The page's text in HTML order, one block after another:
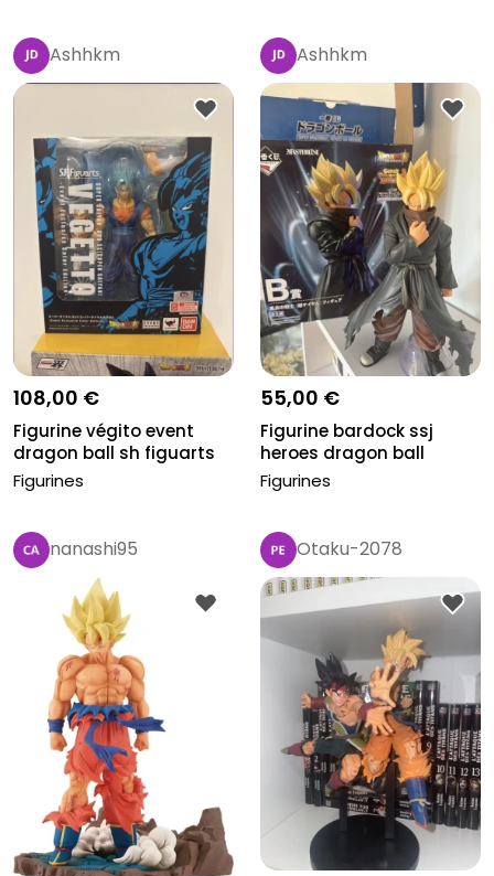
Ashhkm
108,00 €
Figurine végito event
dragon ball sh figuarts
Figurines
Ashhkm
55,00 €
Figurine bardock ssj
heroes dragon ball
Figurines
nanashi95 Otaku-2078